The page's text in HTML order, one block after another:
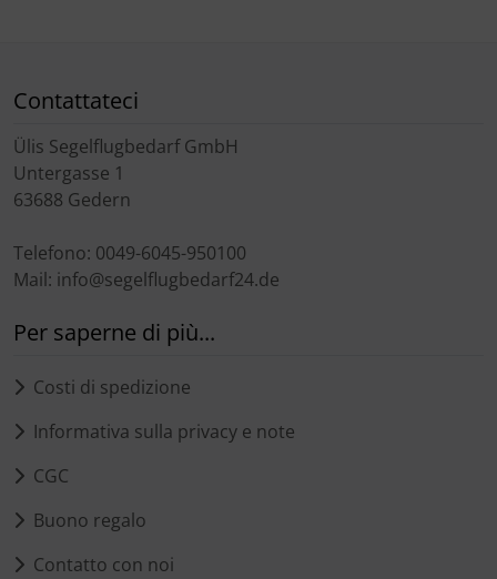
Contattateci
Ülis Segelflugbedarf GmbH
Untergasse 1
63688 Gedern
Telefono: 0049-6045-950100
Mail: info@segelflugbedarf24.de
Per saperne di più...
Costi di spedizione
Informativa sulla privacy e note
CGC
Buono regalo
Contatto con noi